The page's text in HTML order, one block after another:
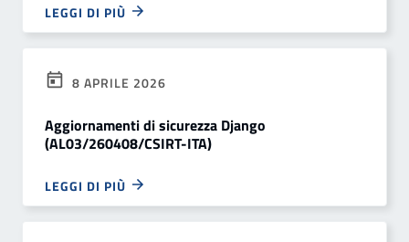
LEGGI DI PIÙ
8 APRILE 2026
Aggiornamenti di sicurezza Django
(AL03/260408/CSIRT-ITA)
LEGGI DI PIÙ